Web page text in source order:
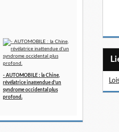
- AUTOMOBILE : la Chine,
révélatrice inattendue d'un
syndrome occidental plus
profond.